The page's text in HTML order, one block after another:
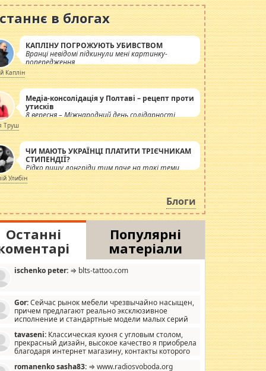
в блогах
КАПЛІНУ ПОГРОЖУЮТЬ УБИВСТВОМ
Вранці невідомі підкинули мені картинку-
попередження
Каплін
Медіа-консолідація у Полтаві – рецепт проти
утисків
8 вересня – Міжнародний день солідарності
журналістів.
Труш
ЧИ МАЮТЬ УКРАЇНЦІ ПЛАТИТИ ТРІЄЧНИКАМ
СТИПЕНДІЇ?
Рідко пишу лонгріди тим паче на такі теми,
але вже просто дістало! Обурюють сьогоднішні
інсенуації навколо стипендіального питання.
Штучно роздувається ще одна соціальна
катастрофа.
Улибін
Блоги
Останні
Популярні
матеріали
ischenko peter: ⇒ blts-tattoo.com
Gor:Сейчас рынок мебели чрезвычайно насыщен,
причем предлагают реально эксклюзивное
исполнение и стандартные модели малых серий
мало походит на стандартные формы, в MebelOk,
и что главное - со вкусом все в порядке,
ненужных наворотов удорожающих мебель, а это не
tavaseni: Классическая кухня с угловым столом,
прекрасный дизайн, высокое качество я приобрела
благодаря интернет магазину, контакты которого
romanenko sasha83: ⇒ www.radiosvoboda.org